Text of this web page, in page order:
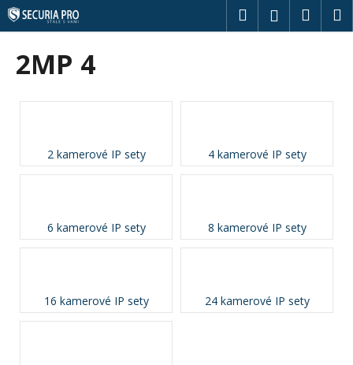
Přejít
na
obsah
HledatPřihlášení
2MP 4
2 kamerové IP sety 4 kamerové IP sety
6 kamerové IP sety 8 kamerové IP sety
16 kamerové IP sety 24 kamerové IP sety
K
o
o
t
u
t